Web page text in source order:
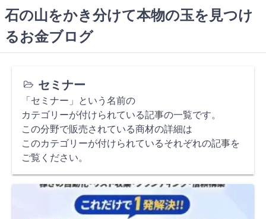
コ
ン
テ
石の山をかき分けて本物の玉を見つけ
るお金ブログ
セミナー
「セミナー」という名前の
カテゴリーが付けられている記事の一覧です。
この分野で販売されている商材の詳細は
このカテゴリーが付けられているそれぞれの記事を
ご覧ください。